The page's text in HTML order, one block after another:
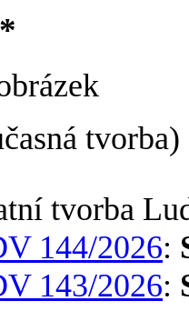
tvorba)
tvorba
144/2026:
143/2026: